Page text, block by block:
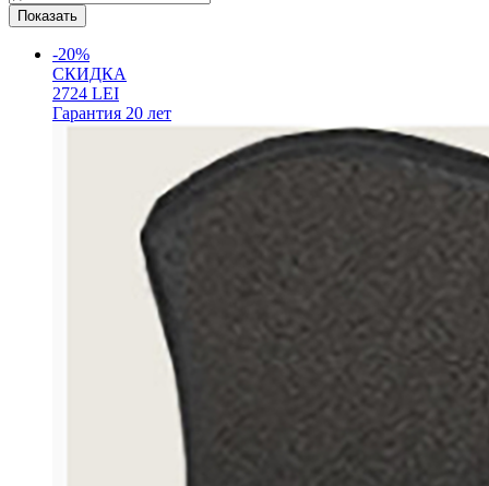
-20%
СКИДКА
2724 LEI
Гарантия 20 лет